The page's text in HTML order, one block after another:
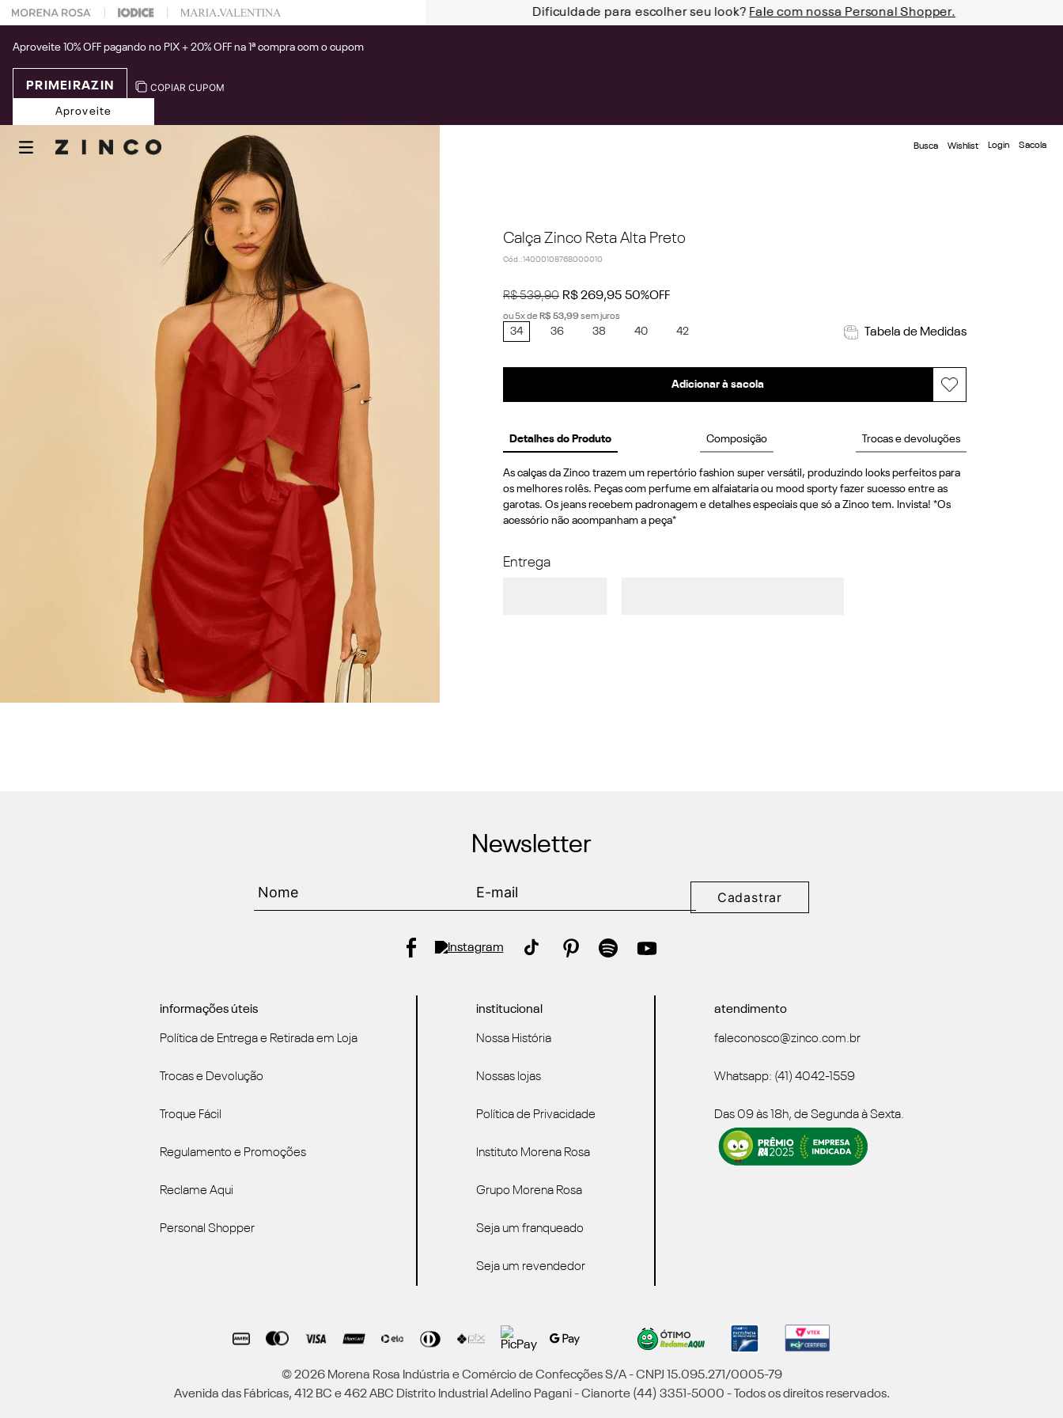
na sua 1° compra usando o cupom: PRIMEIRAZIN Dificuldade para escolher seu look? Fale com nossa Personal Shopper.
Aproveite 10% OFF pagando no PIX + 20% OFF na 1ª compra com o cupom
PRIMEIRAZIN COPIAR CUPOM
Aproveite
Busca Wishlist Login
Calça Zinco Reta Alta Preto
Cód. :14000108768000010
R$ 539,90 R$269,95 50%OFF
ou5x de R$ 53,99sem juros
34 36 38 40 42 Tabela de Medidas
Adicionar à sacola
Detalhes do Produto Composição Trocas e devoluções
As calças da Zinco trazem um repertório fashion super versátil, produzindo looks perfeitos para
os melhores rolês. Peças com perfume em alfaiataria ou mood sporty fazer sucesso entre as
garotas. Os jeans recebem padronagem e detalhes especiais que só a Zinco tem. Invista! *Os
acessório não acompanham a peça*
Entrega
Newsletter
Cadastrar
informações úteis
Política de Entrega e Retirada em Loja
Trocas e Devolução
Troque Fácil
Regulamento e Promoções
Reclame Aqui
Personal Shopper
institucional
Nossa História
Nossas lojas
Política de Privacidade
Instituto Morena Rosa
Grupo Morena Rosa
Seja um franqueado
Seja um revendedor
atendimento
faleconosco@zinco.com.br
Whatsapp: (41) 4042-1559
Das 09 às 18h, de Segunda à Sexta.
© 2026 Morena Rosa Indústria e Comércio de Confecções S/A - CNPJ 15.095.271/0005-79
Avenida das Fábricas, 412 BC e 462 ABC Distrito Industrial Adelino Pagani - Cianorte (44) 3351-5000 - Todos os direitos reservados.